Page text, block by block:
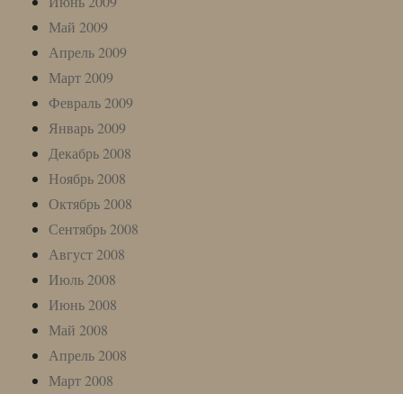
Май 2009
Апрель 2009
Март 2009
Февраль 2009
Январь 2009
Декабрь 2008
Ноябрь 2008
Октябрь 2008
Сентябрь 2008
Август 2008
Июль 2008
Июнь 2008
Май 2008
Апрель 2008
Март 2008